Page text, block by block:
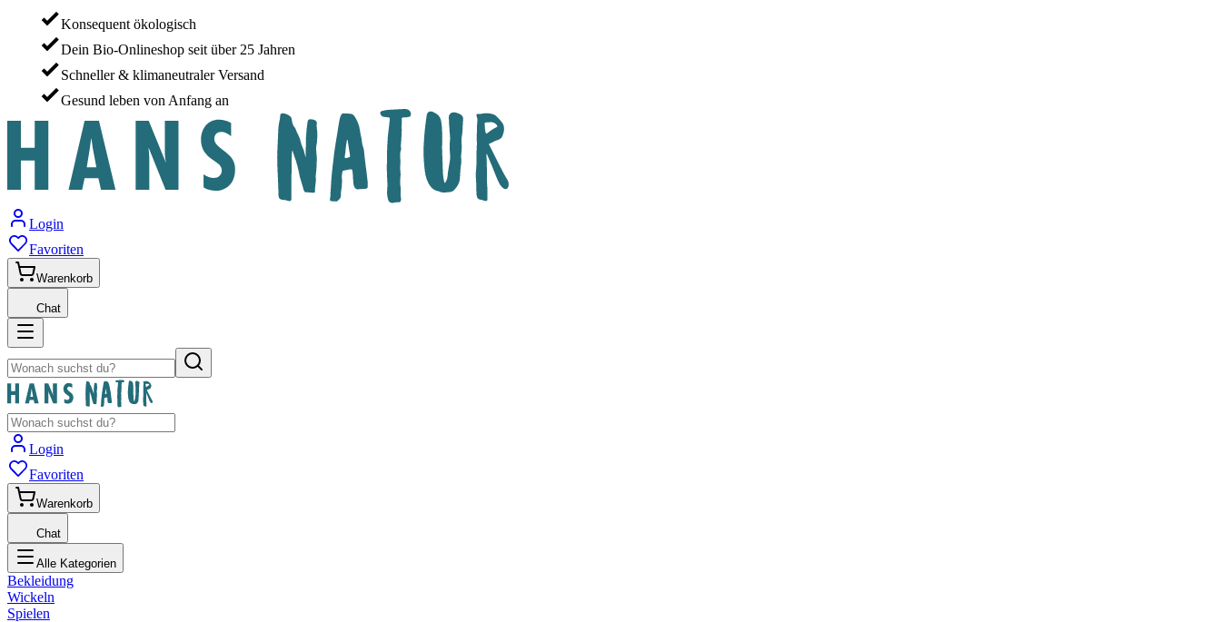
Konsequent ökologisch
Dein Bio-Onlineshop seit über 25 Jahren
Schneller & klimaneutraler Versand
Gesund leben von Anfang an
Login
Favoriten
Warenkorb
Chat
Login
Favoriten
Warenkorb
Chat
Alle Kategorien
Bekleidung
Wickeln
Spielen